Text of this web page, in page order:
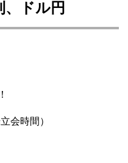
、ドル円
会時間）